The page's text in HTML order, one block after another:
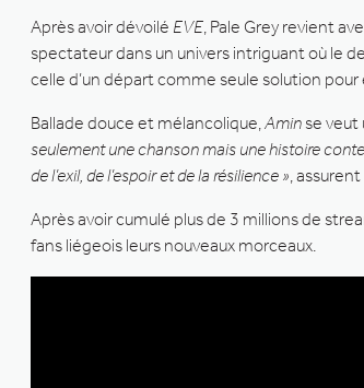
Après avoir dévoilé EVE, Pale Grey revient
spectateur dans un univers intriguant où le
celle d’un départ comme seule solution
Ballade douce et mélancolique,Aminse veut
seulement une chanson mais une histoire
de l’exil, de l’espoir et de la résilience »,
Après avoir cumulé plus de 3 millions de
fans liégeois leurs nouveaux morceaux.